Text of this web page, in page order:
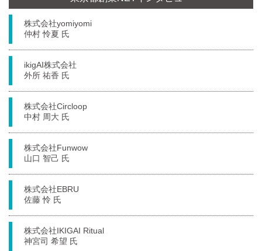
株式会社yomiyomi
仲村 怜夏 氏
ikigAI株式会社
外所 祐香 氏
株式会社Circloop
中村 周大 氏
株式会社Funwow
山口 智己 氏
株式会社EBRU
佐藤 怜 氏
株式会社IKIGAI Ritual
神宮司 希望 氏